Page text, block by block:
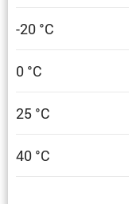
-20 °C
0 °C
25 °C
40 °C